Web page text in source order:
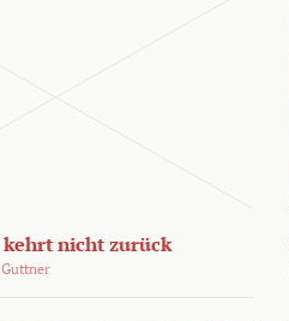
nicht zurück